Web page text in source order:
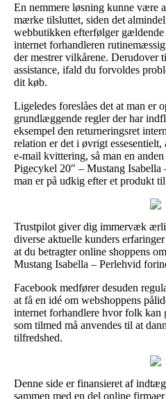
En nemmere løsning kunne være
mærke tilsluttet, siden det
webbutikken efterfølger
internet forhandleren
der mestrer vilkårene. Derudover
assistance, ifald du forvoldes
dit køb.
Ligeledes foreslåes det at man er
grundlæggende regler der har
eksempel den returneringsret
relation er det i øvrigt essesentielt,
e-mail kvittering, så man en
Pigecykel 20″ – Mustang
man er på udkig efter et produkt
Trustpilot giver dig immervæk
diverse aktuelle kunders
at du betragter online shoppens
Mustang Isabella – Perlehvid
Facebook medfører desuden
at få en idé om webshoppens
internet forhandlere hvor folk kan
som tilmed må anvendes til at
tilfredshed.
Denne side er finansieret af
sammen med en del online